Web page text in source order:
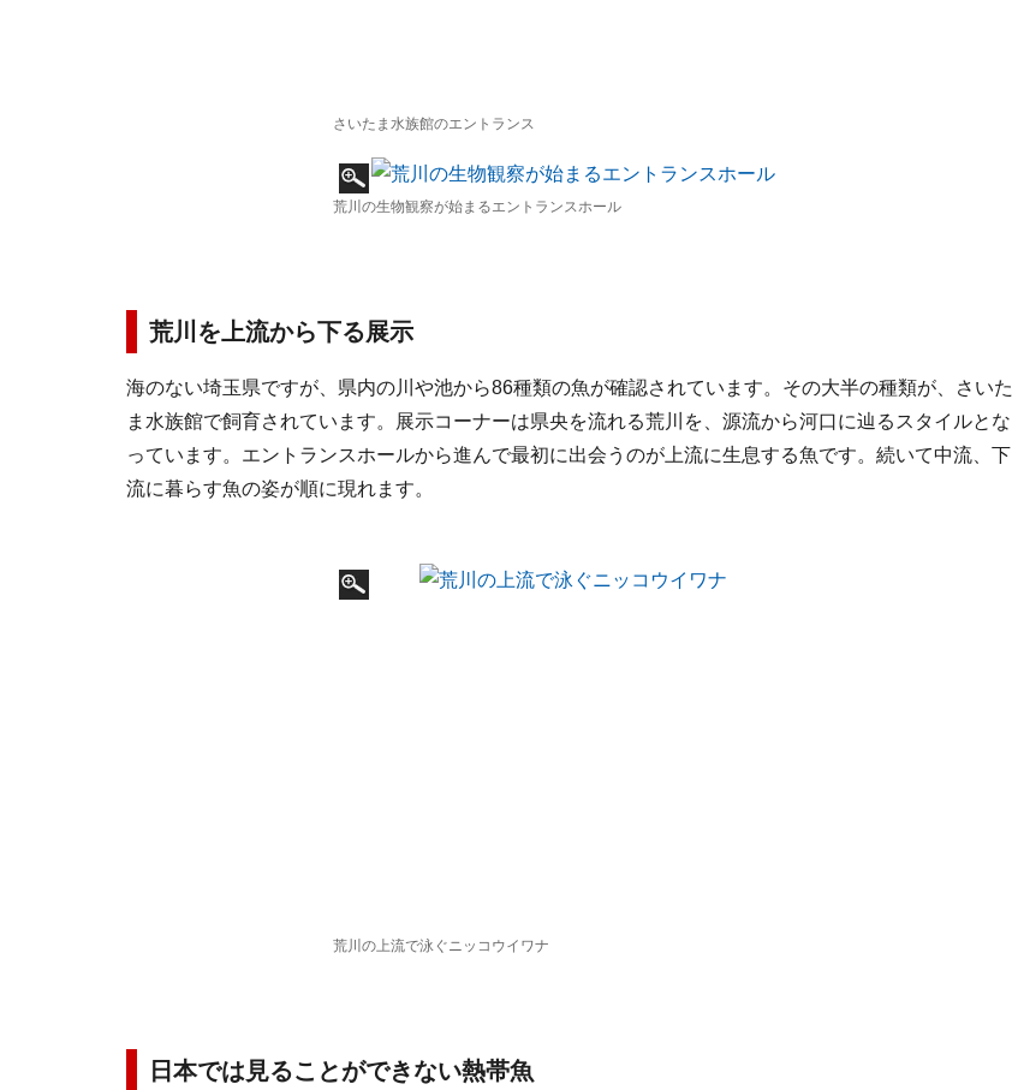
さいたま水族館のエントランス
荒川の生物観察が始まるエントランスホール
荒川を上流から下る展示
海のない埼玉県ですが、県内の川や池から86種類の魚が確認されています。その大半の種類が、さいた
ま水族館で飼育されています。展示コーナーは県央を流れる荒川を、源流から河口に辿るスタイルとな
っています。エントランスホールから進んで最初に出会うのが上流に生息する魚です。続いて中流、下
流に暮らす魚の姿が順に現れます。
荒川の上流で泳ぐニッコウイワナ
日本では見ることができない熱帯魚